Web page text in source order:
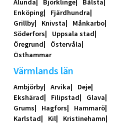
Alunda Björklinge
Bålsta
Enköping
Fjärdhundra
Grillby
Knivsta
Månkarbo
Söderfors
Uppsala stad
Öregrund
Östervåla
Östhammar
Värmlands län
Ambjörby Arvika
Deje
Ekshärad
Filipstad
Glava
Grums
Hagfors
Hammarö
Karlstad
Kil
Kristinehamn